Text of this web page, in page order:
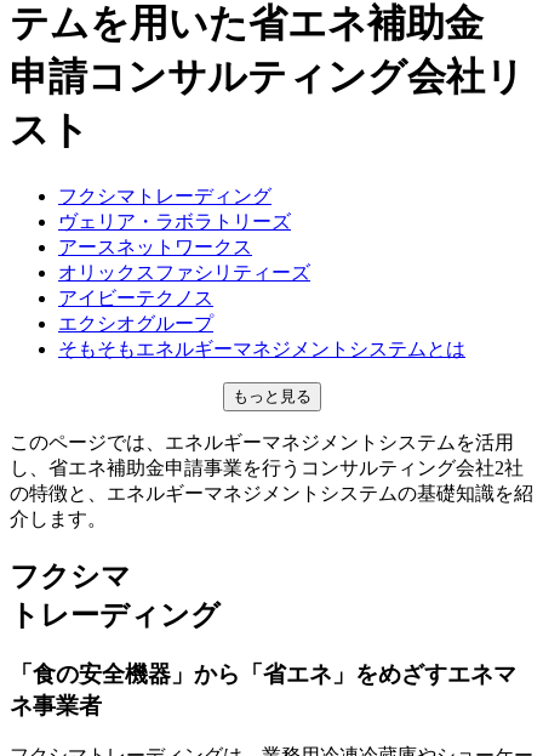
テムを用いた省エネ補助金
申請コンサルティング会社リ
スト
フクシマトレーディング
ヴェリア・ラボラトリーズ
アースネットワークス
オリックスファシリティーズ
アイビーテクノス
エクシオグループ
そもそもエネルギーマネジメントシステムとは
もっと見る
このページでは、エネルギーマネジメントシステムを活用
し、省エネ補助金申請事業を行うコンサルティング会社2社
の特徴と、エネルギーマネジメントシステムの基礎知識を紹
介します。
フクシマ
トレーディング
「食の安全機器」から「省エネ」をめざすエネマ
ネ事業者